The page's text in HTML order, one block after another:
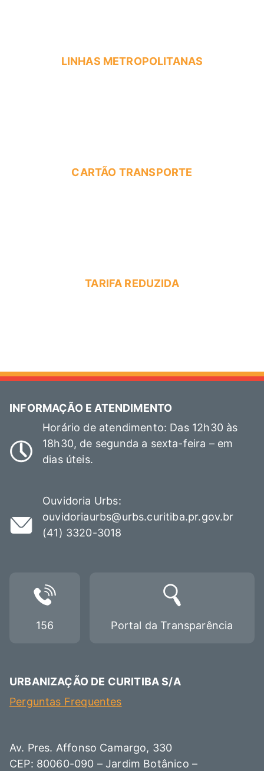
LINHAS METROPOLITANAS
CARTÃO TRANSPORTE
TARIFA REDUZIDA
INFORMAÇÃO E ATENDIMENTO
Horário de atendimento: Das 12h30 às
18h30, de segunda a sexta-feira – em
dias úteis.
Ouvidoria Urbs:
ouvidoriaurbs@urbs.curitiba.pr.gov.br
(41) 3320-3018
156 Portal da Transparência
URBANIZAÇÃO DE CURITIBA S/A
Perguntas Frequentes
Av. Pres. Affonso Camargo, 330
CEP: 80060-090 – Jardim Botânico –